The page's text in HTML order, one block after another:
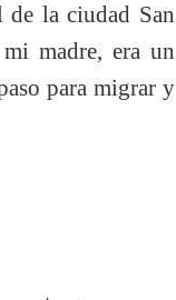
de la ciudad San
madre, era un
para migrar y